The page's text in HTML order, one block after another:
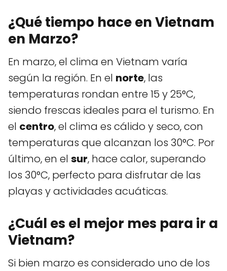
¿Qué tiempo hace en Vietnam
en Marzo?
En marzo, el clima en Vietnam varía
según la región. En el norte, las
temperaturas rondan entre 15 y 25°C,
siendo frescas ideales para el turismo. En
el centro, el clima es cálido y seco, con
temperaturas que alcanzan los 30°C. Por
último, en el sur, hace calor, superando
los 30°C, perfecto para disfrutar de las
playas y actividades acuáticas.
¿Cuál es el mejor mes para ir a
Vietnam?
Si bien marzo es considerado uno de los